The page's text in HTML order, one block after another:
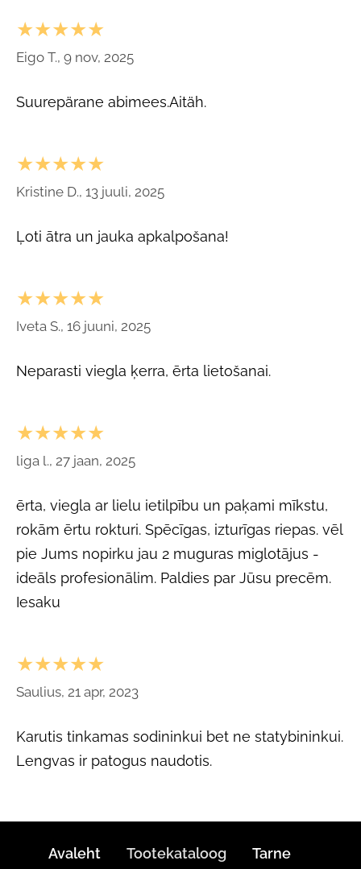
★★★★★
Eigo T., 9 nov, 2025
Suurepärane abimees.Aitäh.
★★★★★
Kristine D., 13 juuli, 2025
Ļoti ātra un jauka apkalpošana!
★★★★★
Iveta S., 16 juuni, 2025
Neparasti viegla ķerra, ērta lietošanai.
★★★★★
liga l., 27 jaan, 2025
ērta, viegla ar lielu ietilpību un paķami mīkstu,
rokām ērtu rokturi. Spēcīgas, izturīgas riepas. vēl
pie Jums nopirku jau 2 muguras miglotājus -
ideāls profesionālim. Paldies par Jūsu precēm.
Iesaku
★★★★★
Saulius, 21 apr, 2023
Karutis tinkamas sodininkui bet ne statybininkui.
Lengvas ir patogus naudotis.
Avaleht Tootekataloog Tarne